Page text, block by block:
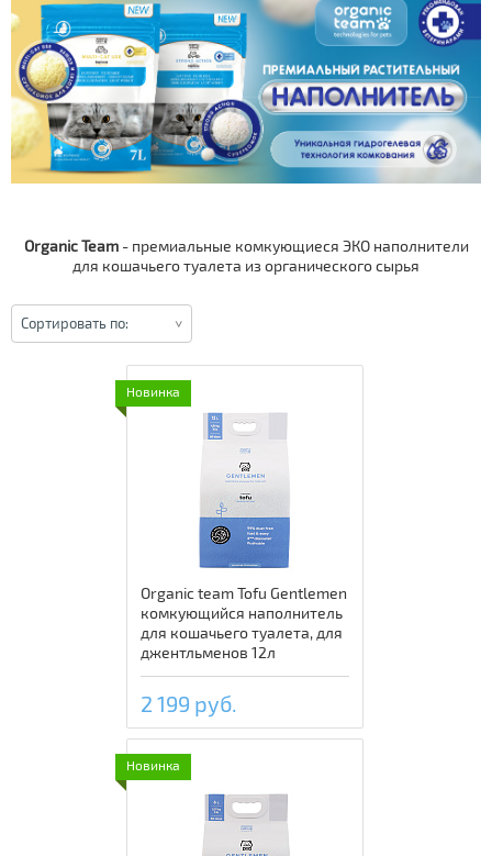
Состав наполнителя
Особенности наполнителя
Объём
Аромат
ПОКАЗАТЬ
Organic Team- премиальные комкующиеся ЭКО наполнители
для кошачьего туалета из органического сырья
Сортировать по:
Новинка
Organic team Tofu Gentlemen
комкующийся наполнитель
для кошачьего туалета, для
джентльменов 12л
2 199 руб.
Новинка